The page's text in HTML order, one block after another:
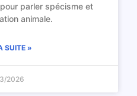
parler spécisme et
animale.
SUITE »
2026